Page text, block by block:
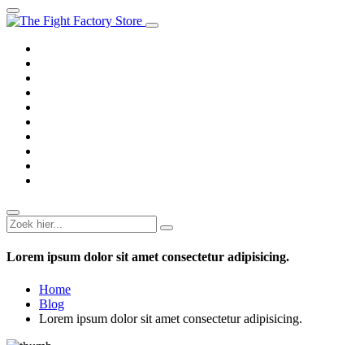
Lorem ipsum dolor sit amet consectetur adipisicing.
Home
Blog
Lorem ipsum dolor sit amet consectetur adipisicing.